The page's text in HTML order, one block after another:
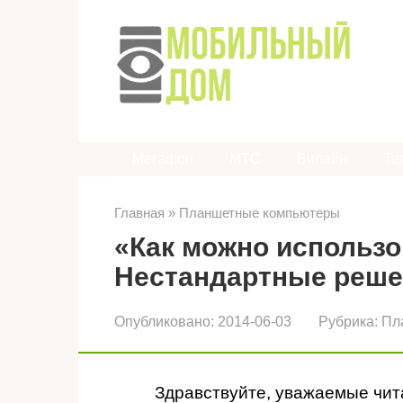
Главная » Планшетные компьютеры
«Как можно
Нестандартные
Опубликовано: 2014-06-03 Рубрика:
Здравствуйте, уважаемые